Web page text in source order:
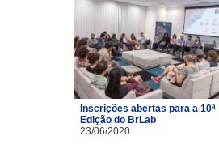
Inscrições abertas para a 10ª
Edição do BrLab
23/06/2020